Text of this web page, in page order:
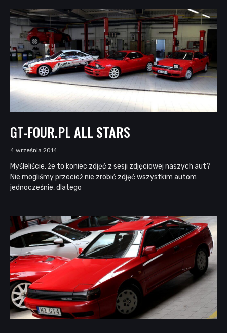
GT-FOUR.PL ALL STARS
4 września 2014
Myśleliście, że to koniec zdjęć z sesji zdjęciowej naszych aut?
Nie mogliśmy przecież nie zrobić zdjęć wszystkim autom
jednocześnie, dlatego